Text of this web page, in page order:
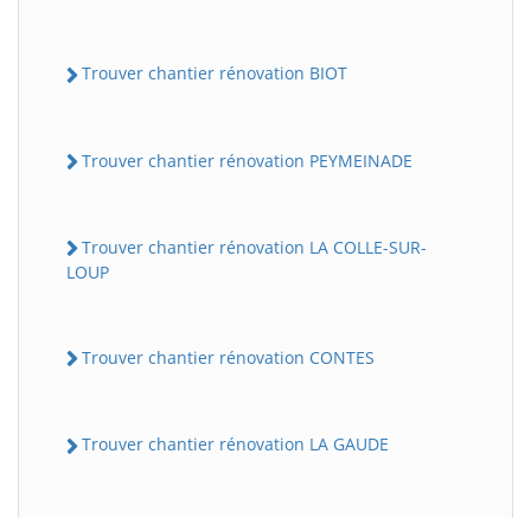
Trouver chantier rénovation BIOT
Trouver chantier rénovation PEYMEINADE
Trouver chantier rénovation LA COLLE-SUR-
LOUP
Trouver chantier rénovation CONTES
Trouver chantier rénovation LA GAUDE